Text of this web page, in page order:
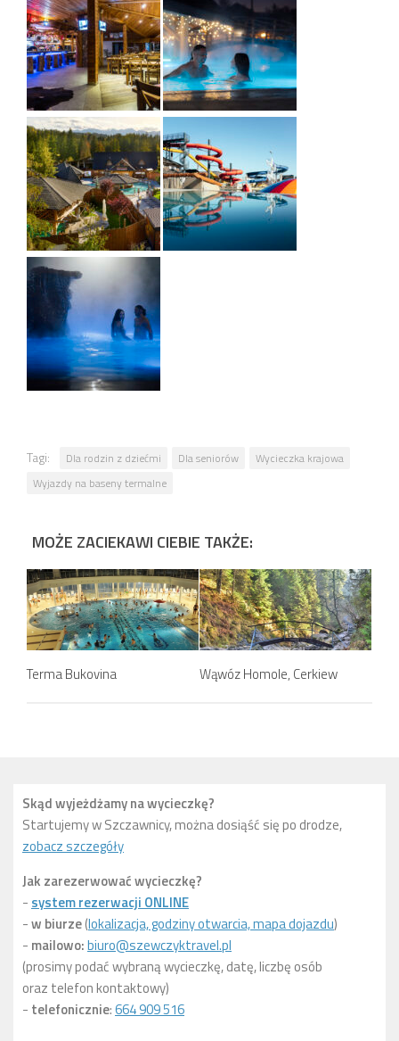
Tagi: Dla rodzin z dziećmi Dla seniorów
Wycieczka krajowa
Wyjazdy na baseny termalne
MOŻE ZACIEKAWI CIEBIE TAKŻE:
Terma Bukovina Wąwóz Homole, Cerkiew
Skąd wyjeżdżamy na wycieczkę?
Startujemy w Szczawnicy, można dosiąść się po drodze,
zobacz szczegóły
Jak zarezerwować wycieczkę?
- system rezerwacji ONLINE
-w biurze(lokalizacja, godziny otwarcia, mapa dojazdu)
- mailowo:biuro@szewczyktravel.pl
(prosimy podać wybraną wycieczkę, datę, liczbę osób
oraz telefon kontaktowy)
- telefonicznie:664 909 516